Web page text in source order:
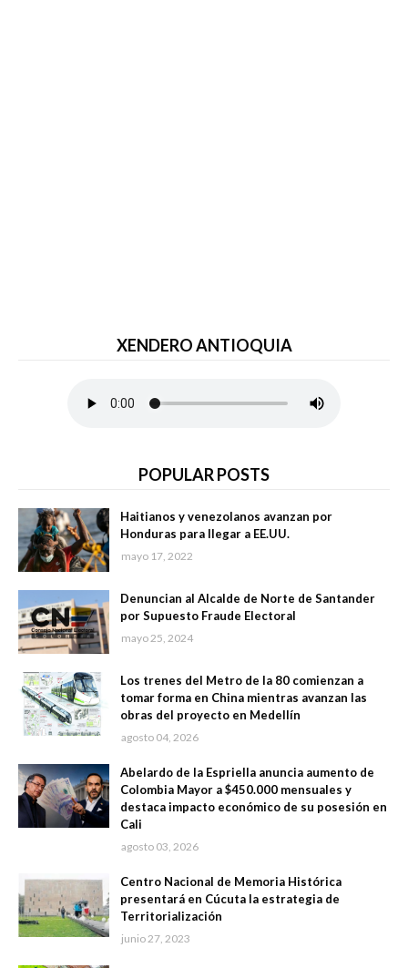
XENDERO ANTIOQUIA
POPULAR POSTS
Haitianos y venezolanos avanzan por
Honduras para llegar a EE.UU.
mayo 17, 2022
Denuncian al Alcalde de Norte de Santander
por Supuesto Fraude Electoral
mayo 25, 2024
Los trenes del Metro de la 80 comienzan a
tomar forma en China mientras avanzan las
obras del proyecto en Medellín
agosto 04, 2026
Abelardo de la Espriella anuncia aumento de
Colombia Mayor a $450.000 mensuales y
destaca impacto económico de su posesión en
Cali
agosto 03, 2026
Centro Nacional de Memoria Histórica
presentará en Cúcuta la estrategia de
Territorialización
junio 27, 2023